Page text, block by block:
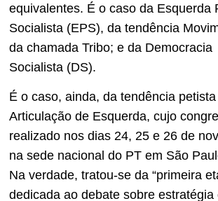
equivalentes. É o caso da Esquerda
Socialista (EPS), da tendência
da chamada Tribo; e da Democracia
Socialista (DS).
É o caso, ainda, da tendência petista
Articulação de Esquerda, cujo
realizado nos dias 24, 25 e 26 de
na sede nacional do PT em São
Na verdade, tratou-se da “primeira
dedicada ao debate sobre estratégia